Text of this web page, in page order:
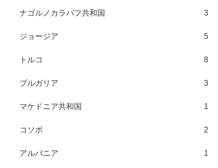
ナゴルノカラバフ共和国 3
ジョージア 5
トルコ 8
ブルガリア 3
マケドニア共和国 1
コソボ 2
アルバニア 1